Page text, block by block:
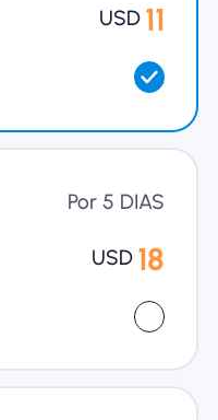
USD 11
Por 5 DIAS
USD 18